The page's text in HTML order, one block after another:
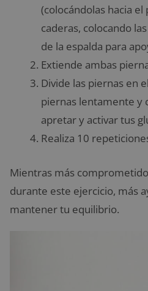
(colocándolas hacia el
caderas, colocando
de la espalda para
Extiende ambas
Divide las piernas en
piernas lentamente y
apretar y activar tus
Realiza 10
Mientras más
durante este ejercicio, más
mantener tu equilibrio.